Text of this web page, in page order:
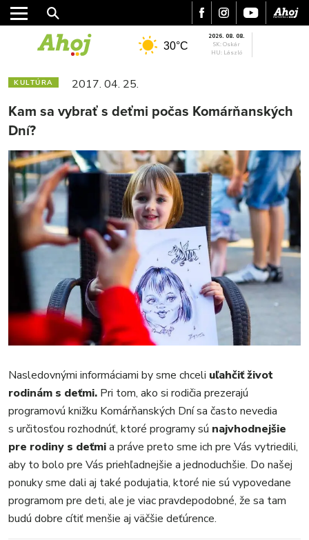
30°C
2026. 08. 08.
SK: Oskár
HU: László
KULTÚRA 2017. 04. 25.
Kam sa vybrať s deťmi počas Komárňanských
Dní?
Nasledovnými informáciami by sme chceli uľahčiť život
rodinám s deťmi. Pri tom, ako si rodičia prezerajú
programovú knižku Komárňanských Dní sa často nevedia
s určitosťou rozhodnúť, ktoré programy sú najvhodnejšie
pre rodiny s deťmia práve preto sme ich pre Vás vytriedili,
aby to bolo pre Vás priehľadnejšie a jednoduchšie. Do našej
ponuky sme dali aj také podujatia, ktoré nie sú vypovedane
programom pre deti, ale je viac pravdepodobné, že sa tam
budú dobre cítiť menšie aj väčšie deťúrence.